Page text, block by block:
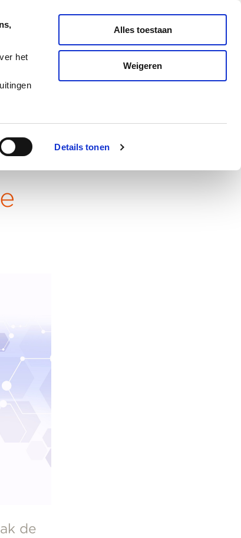
het
Details tonen
Alles toestaan
Weigeren
ONDERHOUD
MELD TICKET
BLOG CAREERS
de